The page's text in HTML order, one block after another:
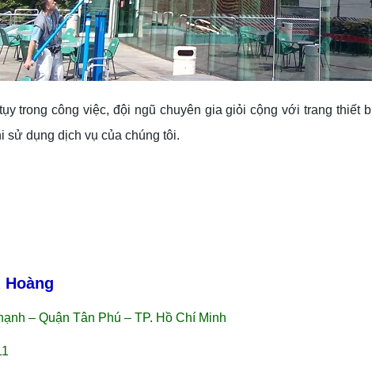
trong công việc, đội ngũ chuyên gia giỏi cộng với trang thiết
sử dụng dịch vụ của chúng tôi.
Hoàng
– Quận Tân Phú – TP. Hồ Chí Minh